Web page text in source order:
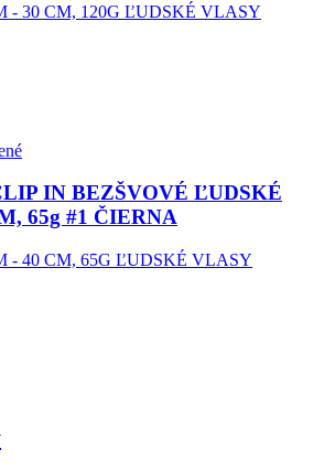
- 30 CM, 120G ĽUDSKÉ VLASY
IN BEZŠVOVÉ ĽUDSKÉ
65g #1 ČIERNA
- 40 CM, 65G ĽUDSKÉ VLASY